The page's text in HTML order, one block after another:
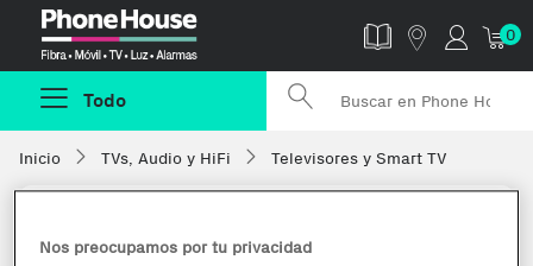
0
Todo
Inicio TVs, Audio y HiFi Televisores y Smart TV
Nos preocupamos por tu privacidad